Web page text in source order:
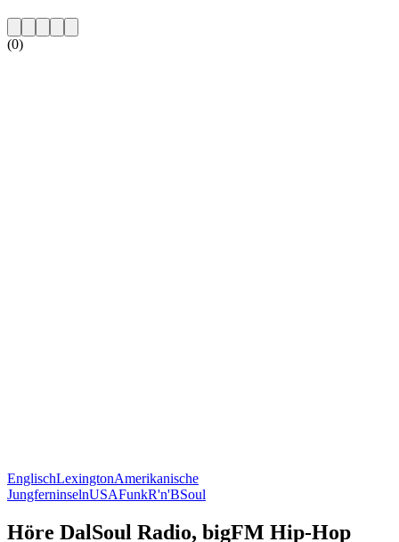
(0)
EnglischLexingtonAmerikanische
JungferninselnUSAFunkR'n'BSoul
Höre DalSoul Radio, bigFM Hip-Hop